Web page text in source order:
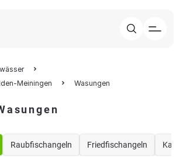
Meiningen
Wasungen
Raubfischangeln Friedfischangeln